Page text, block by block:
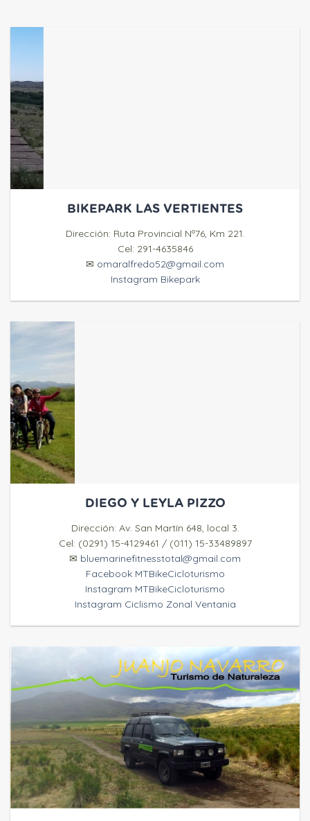
BIKEPARK LAS VERTIENTES
Dirección: Ruta Provincial Nº76, Km 221.
Cel: 291-4635846
✉ omaralfredo52@gmail.com
Instagram Bikepark
DIEGO Y LEYLA PIZZO
Dirección: Av. San Martín 648, local 3.
Cel: (0291) 15-4129461 / (011) 15-33489897
✉ bluemarinefitnesstotal@gmail.com
Facebook MTBikeCicloturismo
Instagram MTBikeCicloturismo
Instagram Ciclismo Zonal Ventania